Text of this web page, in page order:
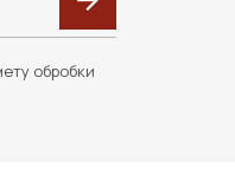
обробки